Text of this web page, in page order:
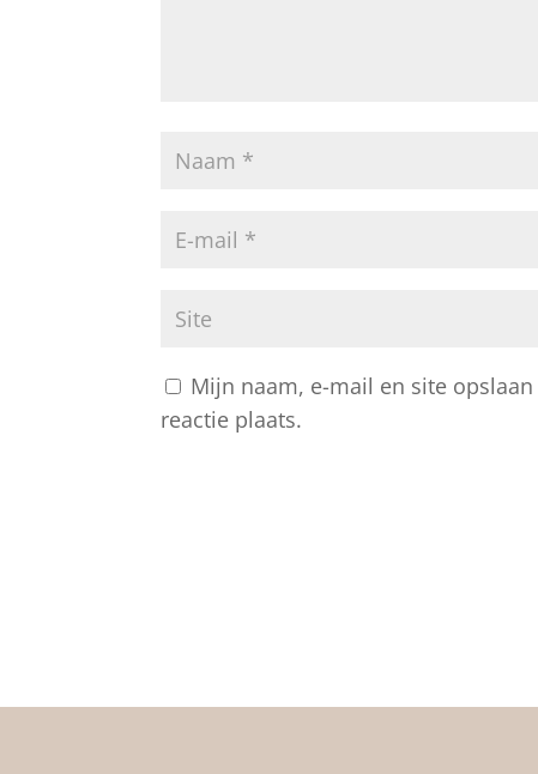
Mijn naam, e-mail en site
reactie plaats.
n